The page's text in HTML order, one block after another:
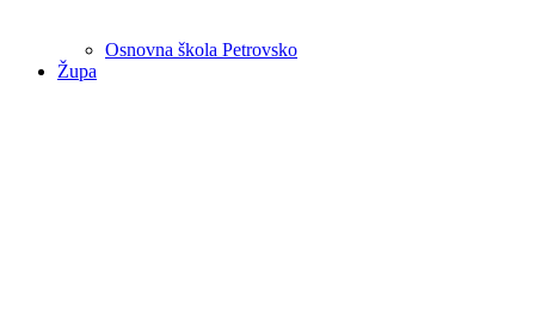
Osnovna škola Petrovsko
Župa